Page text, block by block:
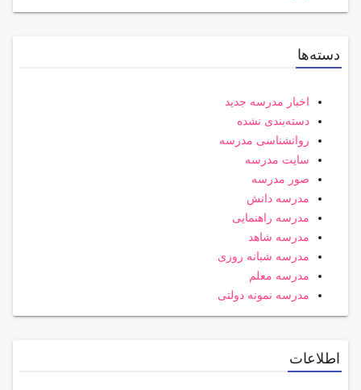
دسته‌ها
اخبار مدرسه جدید
دسته‌بندی نشده
روانشناسی مدرسه
سایت مدرسه
صور مدرسه
مدرسه دانش
مدرسه راهنمایی
مدرسه شاهد
مدرسه شبانه روزی
مدرسه معلم
مدرسه نمونه دولتی
اطلاعات